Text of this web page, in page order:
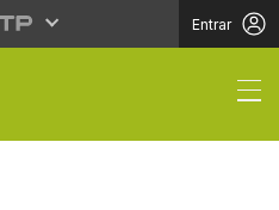
Entrar
e